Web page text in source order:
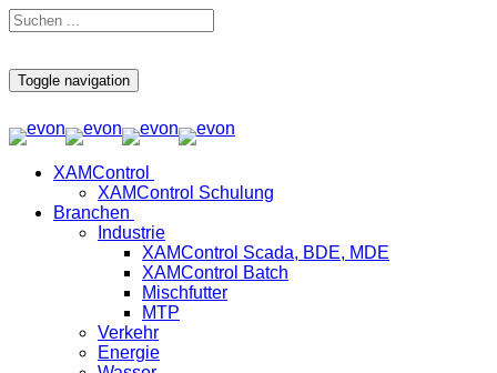
Toggle navigation
XAMControl
XAMControl Schulung
Branchen
Industrie
XAMControl Scada, BDE, MDE
XAMControl Batch
Mischfutter
MTP
Verkehr
Energie